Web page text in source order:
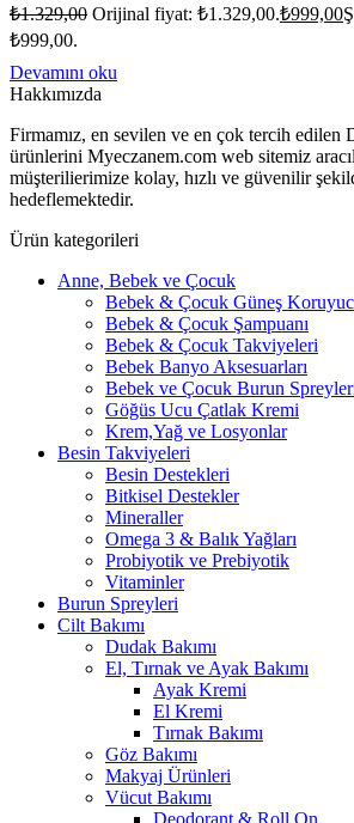
₺1.329,00 Orijinal fiyat: ₺1.329,00.₺999,00
₺999,00.
Devamını oku
Hakkımızda
Firmamız, en sevilen ve en çok tercih edilen
ürünlerini Myeczanem.com web sitemiz
müşterilierimize kolay, hızlı ve güvenilir
hedeflemektedir.
Ürün kategorileri
Anne, Bebek ve Çocuk
Bebek & Çocuk Güneş
Bebek & Çocuk Şampuanı
Bebek & Çocuk Takviyeleri
Bebek Banyo Aksesuarları
Bebek ve Çocuk Burun
Göğüs Ucu Çatlak Kremi
Krem,Yağ ve Losyonlar
Besin Takviyeleri
Besin Destekleri
Bitkisel Destekler
Mineraller
Omega 3 & Balık Yağları
Probiyotik ve Prebiyotik
Vitaminler
Burun Spreyleri
Cilt Bakımı
Dudak Bakımı
El, Tırnak ve Ayak Bakımı
Ayak Kremi
El Kremi
Tırnak Bakımı
Göz Bakımı
Makyaj Ürünleri
Vücut Bakımı